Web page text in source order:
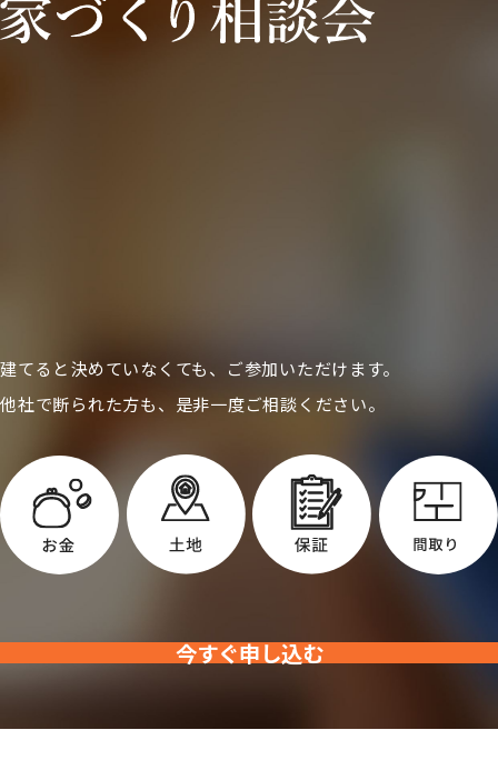
建てると決めていなくても、ご参加いただけます。
他社で断られた方も、是非一度ご相談ください。
今すぐ申し込む